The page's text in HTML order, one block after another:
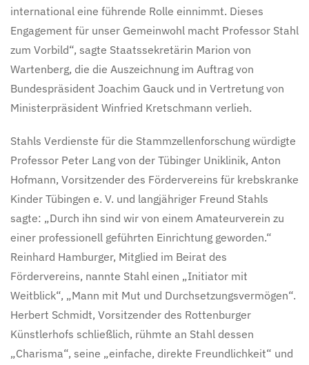
international eine führende Rolle einnimmt. Dieses
Engagement für unser Gemeinwohl macht Professor Stahl
zum Vorbild“, sagte Staatssekretärin Marion von
Wartenberg, die die Auszeichnung im Auftrag von
Bundespräsident Joachim Gauck und in Vertretung von
Ministerpräsident Winfried Kretschmann verlieh.
Stahls Verdienste für die Stammzellenforschung würdigte
Professor Peter Lang von der Tübinger Uniklinik, Anton
Hofmann, Vorsitzender des Fördervereins für krebskranke
Kinder Tübingen e. V. und langjähriger Freund Stahls
sagte: „Durch ihn sind wir von einem Amateurverein zu
einer professionell geführten Einrichtung geworden.“
Reinhard Hamburger, Mitglied im Beirat des
Fördervereins, nannte Stahl einen „Initiator mit
Weitblick“, „Mann mit Mut und Durchsetzungsvermögen“.
Herbert Schmidt, Vorsitzender des Rottenburger
Künstlerhofs schließlich, rühmte an Stahl dessen
„Charisma“, seine „einfache, direkte Freundlichkeit“ und